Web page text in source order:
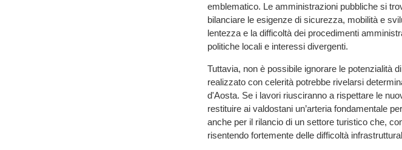
emblematico. Le amministrazioni pubbliche si
bilanciare le esigenze di sicurezza, mobilità e
lentezza e la difficoltà dei procedimenti
politiche locali e interessi divergenti.
Tuttavia, non è possibile ignorare le potenzialità
realizzato con celerità potrebbe rivelarsi
d'Aosta. Se i lavori riusciranno a rispettare le
restituire ai valdostani un’arteria fondamentale
anche per il rilancio di un settore turistico che,
risentendo fortemente delle difficoltà